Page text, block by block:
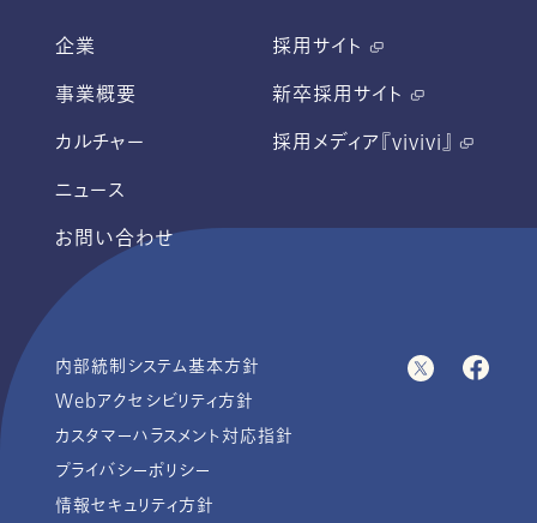
企業
事業概要
カルチャー
ニュース
お問い合わせ
採用サイト
新卒採用サイト
採用メディア『vivivi』
内部統制システム基本方針
Webアクセシビリティ方針
カスタマーハラスメント対応指針
プライバシーポリシー
情報セキュリティ方針